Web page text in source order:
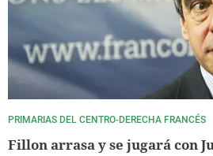
PRIMARIAS DEL CENTRO-DERECHA FRANCÉS
Fillon arrasa y se jugará con